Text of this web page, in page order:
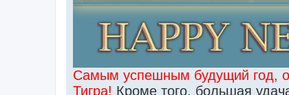
Самым успешным будущий год,
Тигра! Кроме того, большая